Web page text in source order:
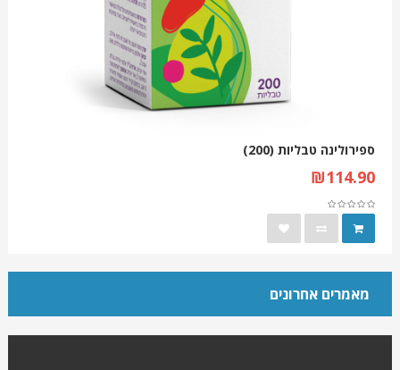
ספירולינה טבליות (200)
₪114.90
מאמרים אחרונים